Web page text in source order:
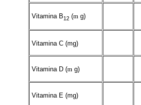
Vitamina B12 (m g)
Vitamina C (mg)
Vitamina D (m g)
Vitamina E (mg)